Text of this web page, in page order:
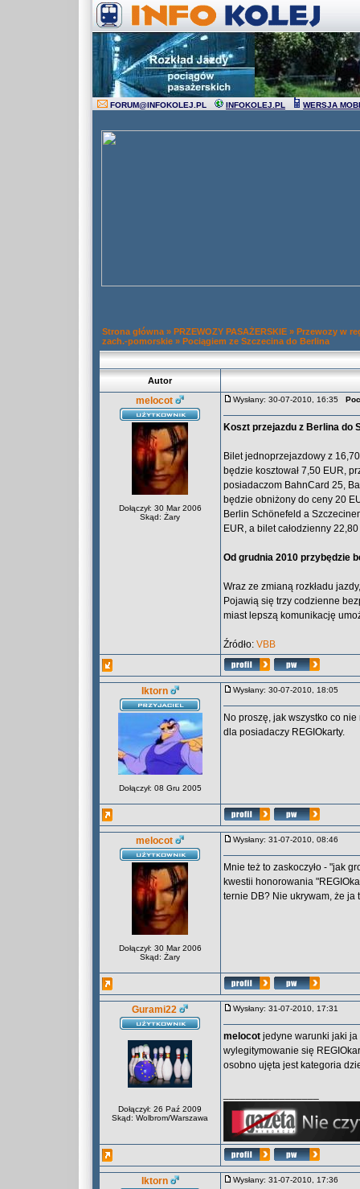
FORUM@INFOKOLEJ.PL INFOKOLEJ.PL WERSJA
Strona główna » PRZEWOZY PASAŻERSKIE » Przewozy w
zach.-pomorskie » Pociągiem ze Szczecina do Berlina
Autor
melocot
Dołączył: 30 Mar 2006
Skąd: Żary
Wysłany: 30-07-2010, 16:35
Koszt przejazdu z Berlina do
Bilet jednoprzejazdowy z
będzie kosztował 7,50 EUR,
posiadaczom BahnCard 25,
będzie obniżony do ceny 20
Berlin Schönefeld a
EUR, a bilet całodzienny
Od grudnia 2010 przybędzie
Wraz ze zmianą rozkładu
Pojawią się trzy codzienne
miast lepszą komunikację
Źródło: VBB
Iktorn
Dołączył: 08 Gru 2005
Wysłany: 30-07-2010, 18:05
No proszę, jak wszystko co
dla posiadaczy REGIOkarty.
melocot
Dołączył: 30 Mar 2006
Skąd: Żary
Wysłany: 31-07-2010, 08:46
Mnie też to zaskoczyło - "jak
kwestii honorowania
ternie DB? Nie ukrywam, że ja
Gurami22
Dołączył: 26 Paź 2009
Skąd: Wolbrom/Warszawa
Wysłany: 31-07-2010, 17:31
melocot jedyne warunki jaki ja
wylegitymowanie się
osobno ujęta jest kategoria
Iktorn Wysłany: 31-07-2010, 17:36